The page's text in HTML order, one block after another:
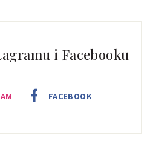
i Facebooku
FACEBOOK